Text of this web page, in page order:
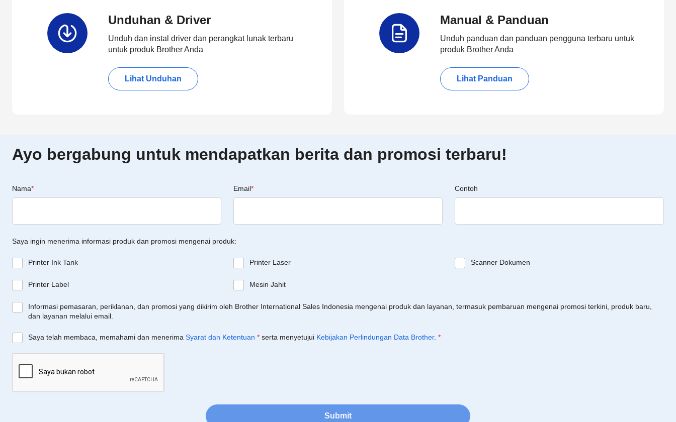
Unduhan & Driver
Unduh dan instal driver dan perangkat lunak terbaru
untuk produk Brother Anda
Lihat Unduhan
Manual & Panduan
Unduh panduan dan panduan pengguna terbaru untuk
produk Brother Anda
Lihat Panduan
Ayo bergabung untuk mendapatkan berita dan promosi terbaru!
Nama* Email* Contoh
Saya ingin menerima informasi produk dan promosi mengenai produk:
Printer Ink Tank Printer Laser Scanner Dokumen
Printer Label Mesin Jahit
Informasi pemasaran, periklanan, dan promosi yang dikirim oleh Brother International Sales Indonesia mengenai produk dan layanan, termasuk pembaruan mengenai promosi terkini, produk baru,
dan layanan melalui email.
Saya telah membaca, memahami dan menerima Syarat dan Ketentuan * serta menyetujui Kebijakan Perlindungan Data Brother. *
Submit